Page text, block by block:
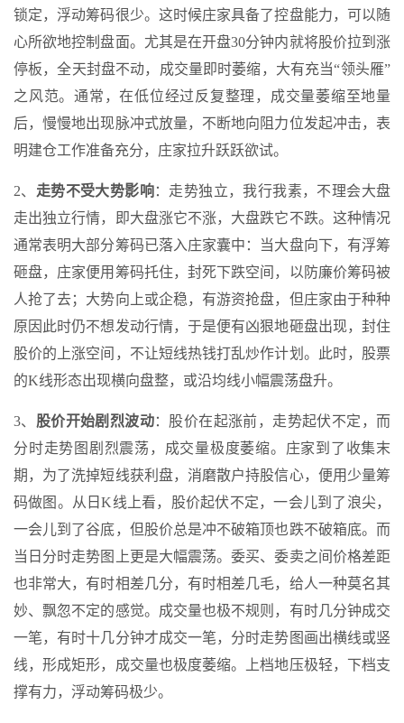
锁定，浮动筹码很少。这时候庄家具备了控盘能力，可以随
心所欲地控制盘面。尤其是在开盘30分钟内就将股价拉到涨
停板，全天封盘不动，成交量即时萎缩，大有充当“领头雁”
之风范。通常，在低位经过反复整理，成交量萎缩至地量
后，慢慢地出现脉冲式放量，不断地向阻力位发起冲击，表
明建仓工作准备充分，庄家拉升跃跃欲试。
2、 走势不受大势影响：走势独立，我行我素，不理会大盘
走出独立行情，即大盘涨它不涨，大盘跌它不跌。这种情况
通常表明大部分筹码已落入庄家囊中：当大盘向下，有浮筹
砸盘，庄家便用筹码托住，封死下跌空间，以防廉价筹码被
人抢了去；大势向上或企稳，有游资抢盘，但庄家由于种种
原因此时仍不想发动行情，于是便有凶狠地砸盘出现，封住
股价的上涨空间，不让短线热钱打乱炒作计划。此时，股票
的K线形态出现横向盘整，或沿均线小幅震荡盘升。
3、 股价开始剧烈波动：股价在起涨前，走势起伏不定，而
分时走势图剧烈震荡，成交量极度萎缩。庄家到了收集末
期，为了洗掉短线获利盘，消磨散户持股信心，便用少量筹
码做图。从日K线上看，股价起伏不定，一会儿到了浪尖，
一会儿到了谷底，但股价总是冲不破箱顶也跌不破箱底。而
当日分时走势图上更是大幅震荡。委买、委卖之间价格差距
也非常大，有时相差几分，有时相差几毛，给人一种莫名其
妙、飘忽不定的感觉。成交量也极不规则，有时几分钟成交
一笔，有时十几分钟才成交一笔，分时走势图画出横线或竖
线，形成矩形，成交量也极度萎缩。上档地压极轻，下档支
撑有力，浮动筹码极少。